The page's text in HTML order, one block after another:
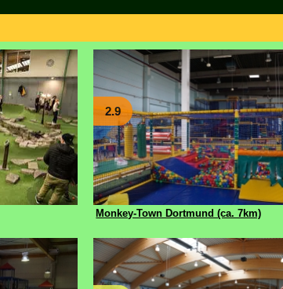
2.9
Monkey-Town Dortmund (ca. 7km)